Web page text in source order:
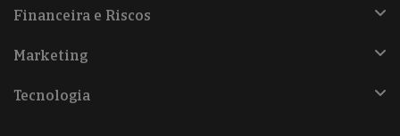
Financeira e Riscos
Marketing
Tecnologia